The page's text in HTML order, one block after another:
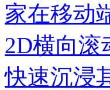
家在移动
2D横向滚
快速沉浸